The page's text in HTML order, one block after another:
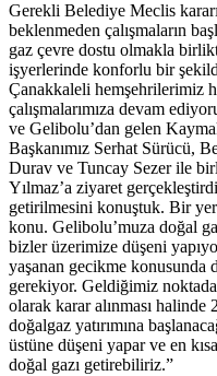
Gerekli Belediye Meclis kararı
beklenmeden çalışmaların
gaz çevre dostu olmakla
işyerlerinde konforlu bir
Çanakkaleli hemşehrilerimiz
çalışmalarımıza devam
ve Gelibolu’dan gelen
Başkanımız Serhat Sürücü,
Durav ve Tuncay Sezer ile
Yılmaz’a ziyaret
getirilmesini konuştuk. Bir
konu. Gelibolu’muza doğal
bizler üzerimize düşeni
yaşanan gecikme konusunda
gerekiyor. Geldiğimiz
olarak karar alınması halinde
doğalgaz yatırımına
üstüne düşeni yapar ve en
doğal gazı getirebiliriz.”